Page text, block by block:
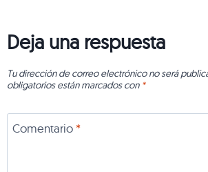
Deja una respuesta
Tu dirección de correo electrónico no será
obligatorios están marcados con *
Comentario *